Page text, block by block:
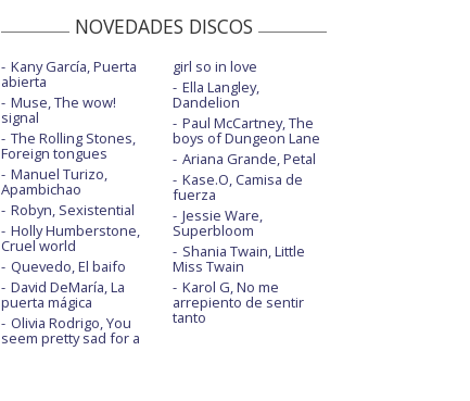
NOVEDADES DISCOS
Kany García, Puerta
abierta
Muse, The wow!
signal
The Rolling Stones,
Foreign tongues
Manuel Turizo,
Apambichao
Robyn, Sexistential
Holly Humberstone,
Cruel world
Quevedo, El baifo
David DeMaría, La
puerta mágica
Olivia Rodrigo, You
seem pretty sad for a
girl so in love
Ella Langley,
Dandelion
Paul McCartney, The
boys of Dungeon Lane
Ariana Grande, Petal
Kase.O, Camisa de
fuerza
Jessie Ware,
Superbloom
Shania Twain, Little
Miss Twain
Karol G, No me
arrepiento de sentir
tanto